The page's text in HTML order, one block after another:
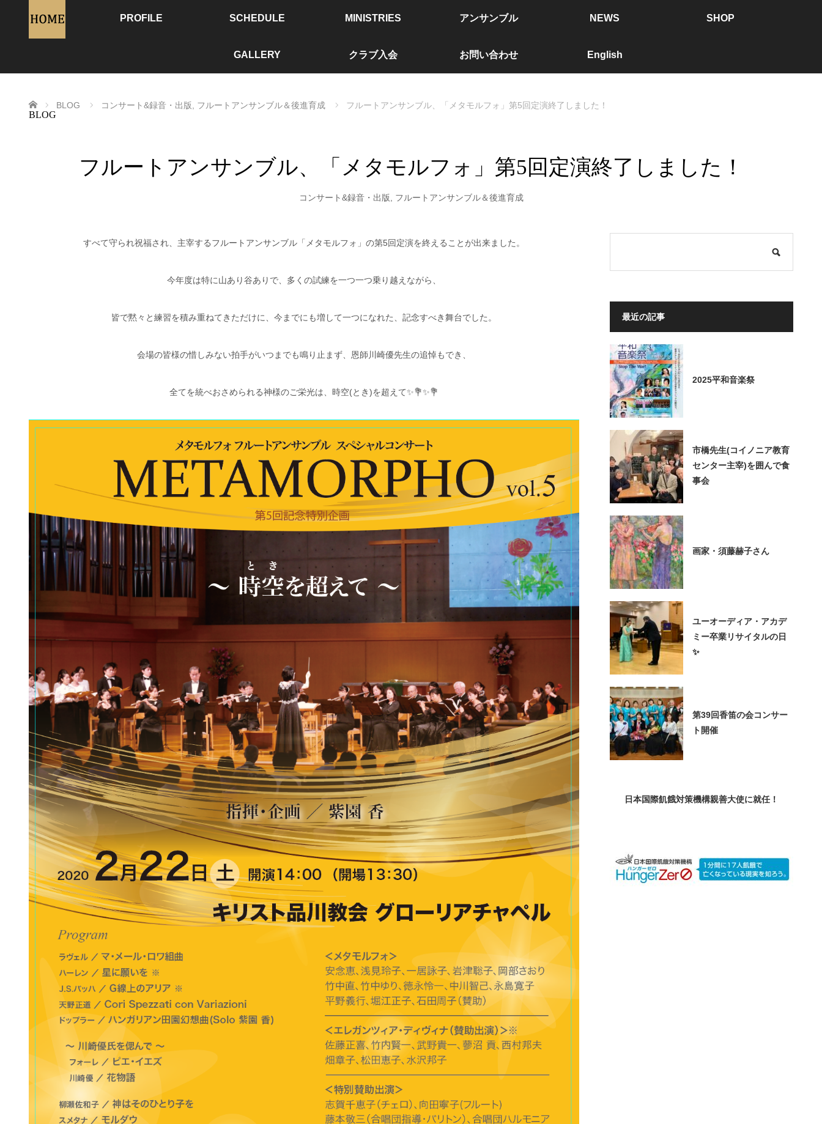
PROFILE SCHEDULE MINISTRIES アンサンブル NEWS SHOP
GALLERY クラブ入会 お問い合わせ English
BLOG
ホーム BLOG コンサート&録音・出版 フルートアンサンブル＆後進育成 フルートアンサンブル、「メタモルフォ」第5回定演終了しました！
フルートアンサンブル、「メタモルフォ」第5回定演終了しました！
コンサート&録音・出版 フルートアンサンブル＆後進育成
すべて守られ祝福され、主宰するフルートアンサンブル「メタモルフォ」の第5回定演を終えることが出来ました。
今年度は特に山あり谷ありで、多くの試練を一つ一つ乗り越えながら、
皆で黙々と練習を積み重ねてきただけに、今までにも増して一つになれた、記念すべき舞台でした。
会場の皆様の惜しみない拍手がいつまでも鳴り止まず、恩師川崎優先生の追悼もでき、
全てを統べおさめられる神様のご栄光は、時空(とき)を超えて✨💐✨💐
最近の記事
2025平和音楽祭
市橋先生(コイノニア教育
センター主宰)を囲んで食
事会
画家・須藤赫子さん
ユーオーディア・アカデ
ミー卒業リサイタルの日
✨
第39回香笛の会コンサー
ト開催
日本国際飢餓対策機構親善大使に就任！